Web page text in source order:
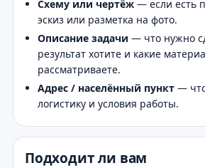
Схему или чертёж — если есть
эскиз или разметка на фото.
Описание задачи — что нужно
результат хотите и какие
рассматриваете.
Адрес / населённый пункт —
логистику и условия работы.
Подходит ли вам